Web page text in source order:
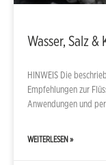
Wasser, Salz
HINWEIS Die
Empfehlungen zur
Anwendungen und
WEITERLESEN »